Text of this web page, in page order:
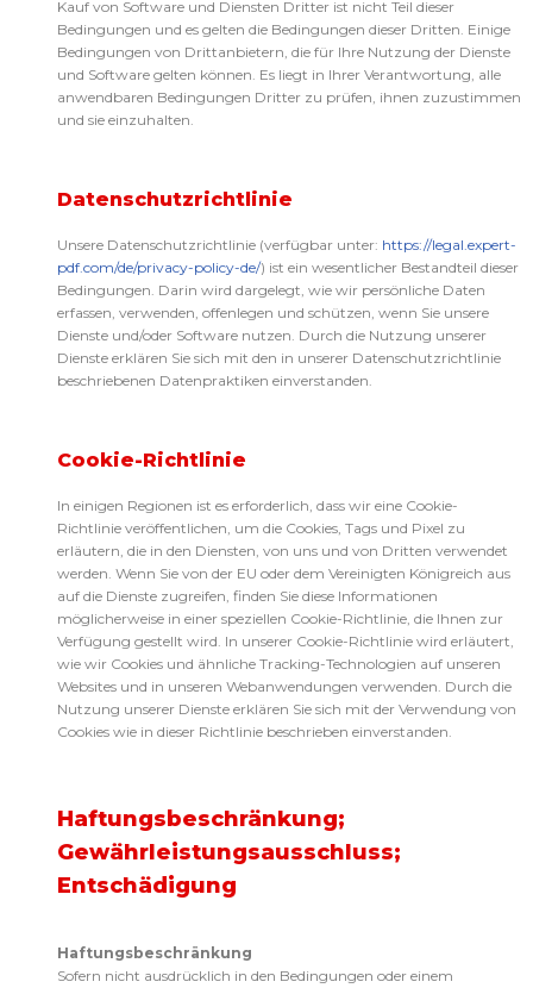
Kauf von Software und Diensten Dritter ist nicht Teil dieser
Bedingungen und es gelten die Bedingungen dieser Dritten. Einige
Bedingungen von Drittanbietern, die für Ihre Nutzung der Dienste
und Software gelten können. Es liegt in Ihrer Verantwortung, alle
anwendbaren Bedingungen Dritter zu prüfen, ihnen zuzustimmen
und sie einzuhalten.
Datenschutzrichtlinie
Unsere Datenschutzrichtlinie (verfügbar unter: https://legal.expert-
pdf.com/de/privacy-policy-de/) ist ein wesentlicher Bestandteil dieser
Bedingungen. Darin wird dargelegt, wie wir persönliche Daten
erfassen, verwenden, offenlegen und schützen, wenn Sie unsere
Dienste und/oder Software nutzen. Durch die Nutzung unserer
Dienste erklären Sie sich mit den in unserer Datenschutzrichtlinie
beschriebenen Datenpraktiken einverstanden.
Cookie-Richtlinie
In einigen Regionen ist es erforderlich, dass wir eine Cookie-
Richtlinie veröffentlichen, um die Cookies, Tags und Pixel zu
erläutern, die in den Diensten, von uns und von Dritten verwendet
werden. Wenn Sie von der EU oder dem Vereinigten Königreich aus
auf die Dienste zugreifen, finden Sie diese Informationen
möglicherweise in einer speziellen Cookie-Richtlinie, die Ihnen zur
Verfügung gestellt wird. In unserer Cookie-Richtlinie wird erläutert,
wie wir Cookies und ähnliche Tracking-Technologien auf unseren
Websites und in unseren Webanwendungen verwenden. Durch die
Nutzung unserer Dienste erklären Sie sich mit der Verwendung von
Cookies wie in dieser Richtlinie beschrieben einverstanden.
Haftungsbeschränkung;
Gewährleistungsausschluss;
Entschädigung
Haftungsbeschränkung
Sofern nicht ausdrücklich in den Bedingungen oder einem